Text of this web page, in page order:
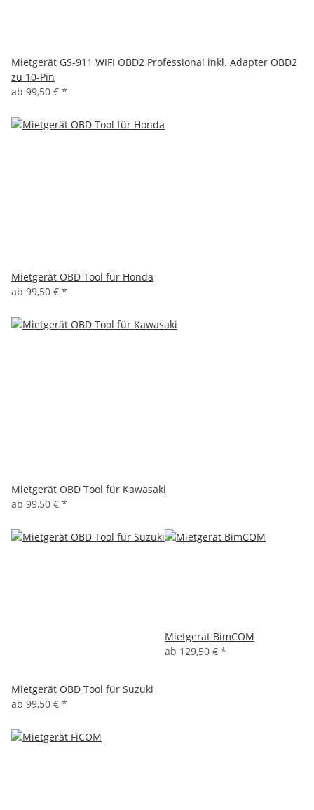
Mietgerät GS-911 WIFI OBD2 Professional inkl. Adapter OBD2
zu 10-Pin
ab 99,50 € *
Mietgerät OBD Tool für Honda
ab 99,50 € *
Mietgerät OBD Tool für Kawasaki
ab 99,50 € *
Mietgerät OBD Tool für Suzuki
ab 99,50 € *
Mietgerät BimCOM
ab 129,50 € *